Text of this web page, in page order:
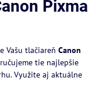
Pixma
Vašu tlačiareň Canon
tie najlepšie
Využite aj aktuálne